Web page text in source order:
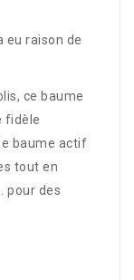
eu raison de
ce baume
fidèle
baume actif
tout en
pour des